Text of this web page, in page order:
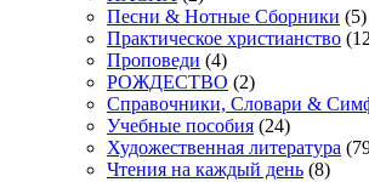
Песни & Нотные Сборники (5)
Практическое христианство
Проповеди (4)
РОЖДЕСТВО (2)
Справочники, Словари &
Учебные пособия (24)
Художественная литература
Чтения на каждый день (8)